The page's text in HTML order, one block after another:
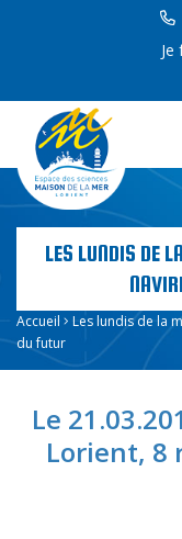
Je
LES LUNDIS DE
Accueil
Les lundis de la
du futur
Le
Lorient, 8